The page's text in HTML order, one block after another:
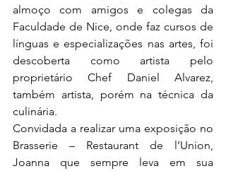
almoço com amigos e colegas da
Faculdade de Nice, onde faz cursos de
línguas e especializações nas artes, foi
descoberta como artista pelo
proprietário Chef Daniel Alvarez,
também artista, porém na técnica da
culinária.
Convidada a realizar uma exposição no
Brasserie – Restaurant de l’Union,
Joanna que sempre leva em sua